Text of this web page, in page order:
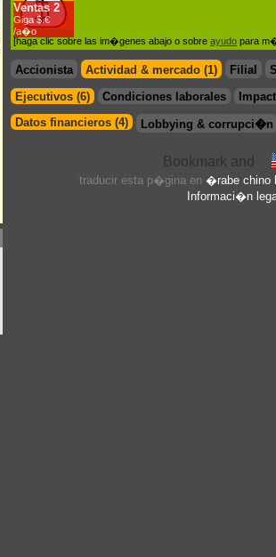
Ventas 2
Giga $.€
/a�o
[haga clic sobre las im�genes abajo o sobre ayudo para
Accionista Actividad & mercado (1) Filial
Ejecutivos (6)
Condiciones laborales
Datos financieros (4)
Lobbying & corrupci�n
traducir esta p�gina en �rabe chino
Informaci�n